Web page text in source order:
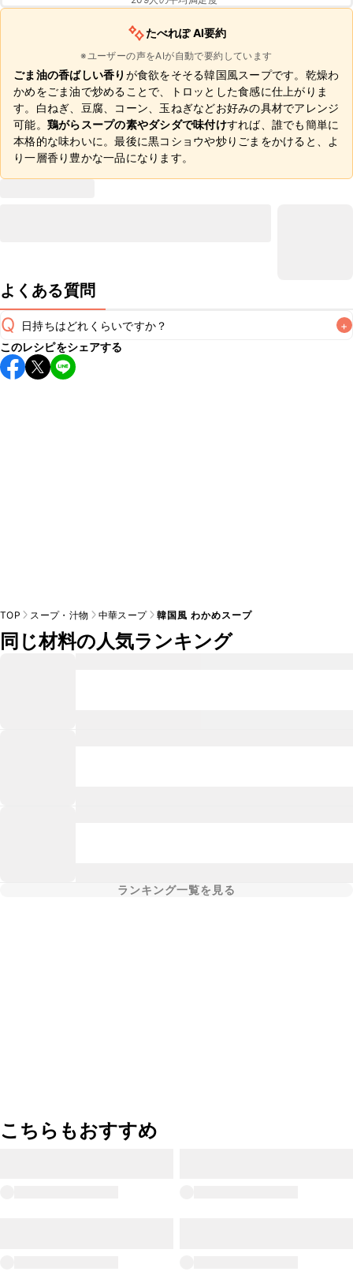
たべれぽ AI要約
※ユーザーの声をAIが自動で要約しています
ごま油の香ばしい香り が食欲をそそる韓国風スープです。乾燥わ
かめをごま油で炒めることで、トロッとした食感に仕上がりま
す。白ねぎ、豆腐、コーン、玉ねぎなどお好みの具材でアレンジ
可能。 鶏がらスープの素やダシダで味付けすれば、誰でも簡単に
本格的な味わいに。最後に黒コショウや炒りごまをかけると、よ
り一層香り豊かな一品になります。
よくある質問
Q 日持ちはどれくらいですか？ +
保存期間は冷蔵で翌日中が目安です。なるべくお早めにお召
し上がりください。
このレシピをシェアする
TOP スープ・汁物 中華スープ 韓国風 わかめスープ
同じ材料の人気ランキング
ランキング一覧を見る
こちらもおすすめ